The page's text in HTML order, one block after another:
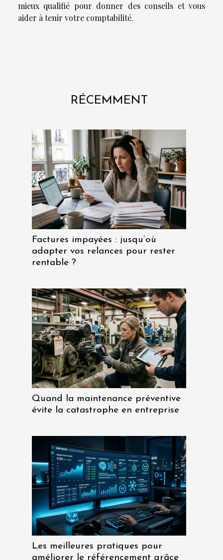
mieux qualifié pour donner des conseils et vous
aider à tenir votre comptabilité.
RÉCEMMENT
Factures impayées : jusqu’où
adapter vos relances pour rester
rentable ?
Quand la maintenance préventive
évite la catastrophe en entreprise
Les meilleures pratiques pour
améliorer le référencement grâce